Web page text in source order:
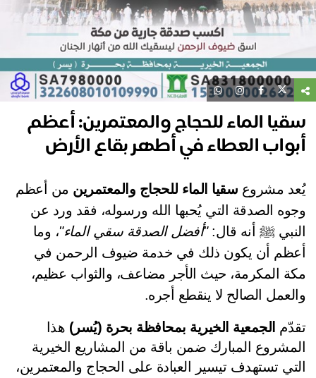
الماء للحجاج والمعتمرين: أعظم
العطاء في أطهر بقاع الأرض
مشروع سقيا الماء للحجاج والمعتمرينمن أعظم
الصدقة التي يُحبها الله ورسوله، فقد ورد عن
ﷺ أنه قال:"أفضل الصدقة سقي الماء"، وما
أن يكون ذلك في خدمة ضيوف الرحمن في
المكرمة، حيث الأجر مضاعف، والثواب عظيم،
الصالح لا ينقطع أجره.
الجمعية الخيرية بمحافظة بحرة (يُسر)
هذا
المشروع المبارك ضمن باقة من المشاريع الخيرية
التي تستهدف تيسير العبادة على الحجاج والمعتمرين،